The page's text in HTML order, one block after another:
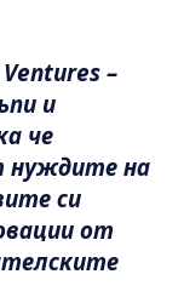
–
и
че
нуждите на
си
от